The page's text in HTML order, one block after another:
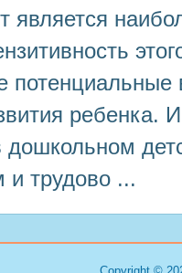
является
потенциальные
ребенка.
и трудово ...